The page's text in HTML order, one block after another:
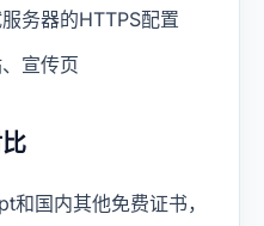
务器的HTTPS配置
宣传页
国内其他免费证书，